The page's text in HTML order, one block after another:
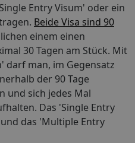
Entry Visum' oder ein
Beide Visa sind 90
einem einen
30 Tagen am Stück. Mit
darf man, im Gegensatz
der 90 Tage
und sich jedes Mal
Das 'Single Entry
das 'Multiple Entry